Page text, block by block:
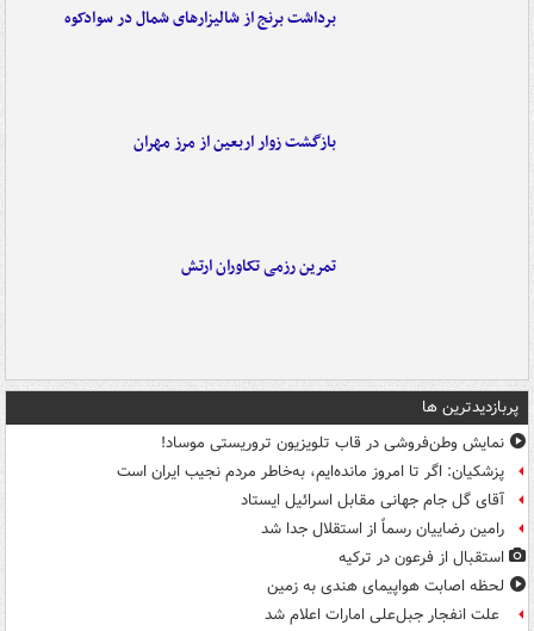
برداشت برنج از شالیزارهای شمال در سوادکوه
بازگشت زوار اربعین از مرز مهران
تمرین رزمی تکاوران ارتش
پربازدیدترین ها
نمایش وطن‌فروشی در قاب تلویزیون تروریستی موساد!
پزشکیان: اگر تا امروز مانده‌ایم، به‌خاطر مردم نجیب ایران است
آقای گل جام جهانی مقابل اسرائیل ایستاد
رامین رضاییان رسماً از استقلال جدا شد
استقبال از فرعون در ترکیه
لحظه اصابت هواپیمای هندی به زمین
علت انفجار جبل‌علی امارات اعلام شد